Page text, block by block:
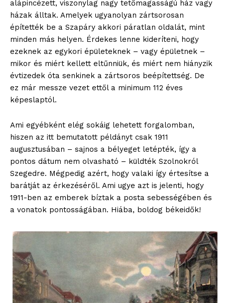
blogSZOLNOK
szubjektív élményportál
alápincézett, viszonylag nagy tetőmagasságú ház vagy
házak álltak. Amelyek ugyanolyan zártsorosan
építették be a Szapáry akkori páratlan oldalát, mint
minden más helyen. Érdekes lenne kideríteni, hogy
ezeknek az egykori épületeknek – vagy épületnek –
mikor és miért kellett eltűnniük, és miért nem hiányzik
évtizedek óta senkinek a zártsoros beépítettség. De
ez már messze vezet ettől a minimum 112 éves
képeslaptól.
Ami egyébként elég sokáig lehetett forgalomban,
hiszen az itt bemutatott példányt csak 1911
augusztusában – sajnos a bélyeget letépték, így a
pontos dátum nem olvasható – küldték Szolnokról
Szegedre. Mégpedig azért, hogy valaki így értesítse a
barátját az érkezéséről. Ami ugye azt is jelenti, hogy
1911-ben az emberek bíztak a posta sebességében és
a vonatok pontosságában. Hiába, boldog békeidők!